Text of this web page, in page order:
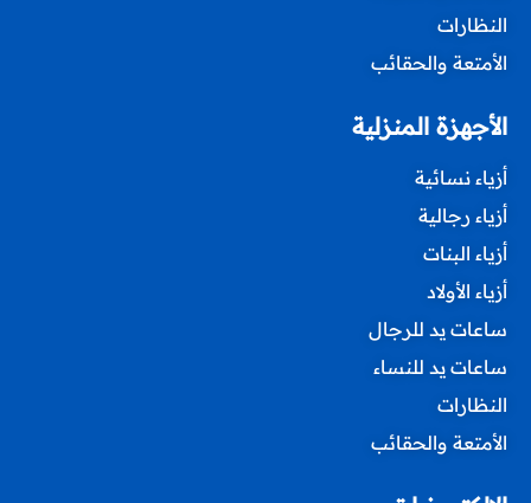
النظارات
الأمتعة والحقائب
الأجهزة المنزلية
أزياء نسائية
أزياء رجالية
أزياء البنات
أزياء الأولاد
ساعات يد للرجال
ساعات يد للنساء
النظارات
الأمتعة والحقائب